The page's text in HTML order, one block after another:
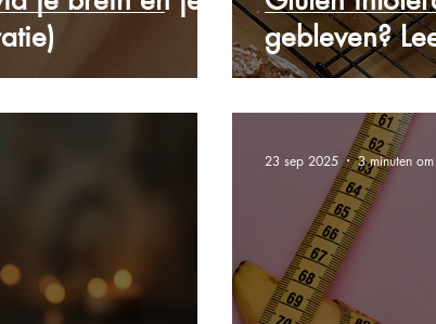
gebleven?
23 sep 2025 3 minuten